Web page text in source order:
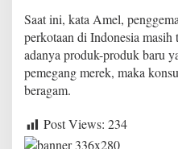
l
L
C
G
C
Saat ini, kata Amel,
perkotaan di Indonesia
adanya produk-produk baru
pemegang merek, maka
beragam.
Post Views: 234